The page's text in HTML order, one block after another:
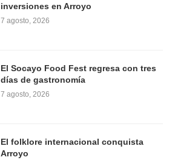
inversiones en Arroyo
7 agosto, 2026
El Socayo Food Fest regresa con tres
días de gastronomía
7 agosto, 2026
El folklore internacional conquista
Arroyo